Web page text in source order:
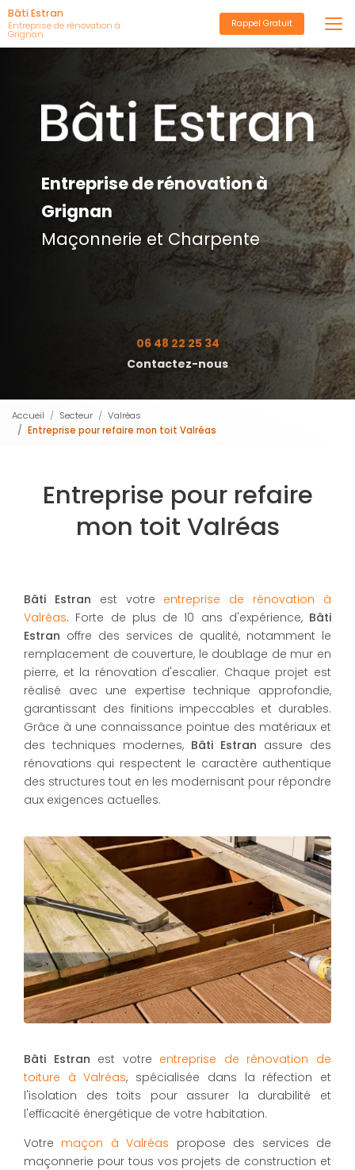
Aller
au
contenu
Bâti Estran
Entreprise de rénovation à
Grignan
Rappel Gratuit
Entreprise de rénovation à
Grignan
Maçonnerie et Charpente
06 48 22 25 34
Contactez-nous
Accueil Secteur
Valréas
Entreprise pour refaire mon toit Valréas
Entreprise pour refaire
mon toit Valréas
Bâti Estran est votre entreprise de rénovation à
Valréas. Forte de plus de 10 ans d'expérience, Bâti
Estran offre des services de qualité, notamment le
remplacement de couverture, le doublage de mur en
pierre, et la rénovation d'escalier. Chaque projet est
réalisé avec une expertise technique approfondie,
garantissant des finitions impeccables et durables.
Grâce à une connaissance pointue des matériaux et
des techniques modernes, Bâti Estran assure des
rénovations qui respectent le caractère authentique
des structures tout en les modernisant pour répondre
aux exigences actuelles.
Bâti Estran est votre entreprise de rénovation de
toiture à Valréas, spécialisée dans la réfection et
l'isolation des toits pour assurer la durabilité et
l'efficacité énergétique de votre habitation.
Votre maçon à Valréas propose des services de
maçonnerie pour tous vos projets de construction et